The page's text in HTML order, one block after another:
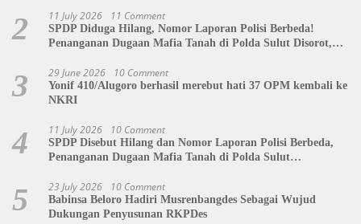
2 11 July 2026 11 Comment
SPDP Diduga Hilang, Nomor Laporan Polisi Berbeda!
Penanganan Dugaan Mafia Tanah di Polda Sulut Disorot,
3 29 June 2026 10 Comment
Yonif 410/Alugoro berhasil merebut hati 37 OPM kembali ke
NKRI
4 11 July 2026 10 Comment
SPDP Disebut Hilang dan Nomor Laporan Polisi Berbeda,
Penanganan Dugaan Mafia Tanah di Polda Sulut
5 23 July 2026 10 Comment
Babinsa Beloro Hadiri Musrenbangdes Sebagai Wujud
Dukungan Penyusunan RKPDes